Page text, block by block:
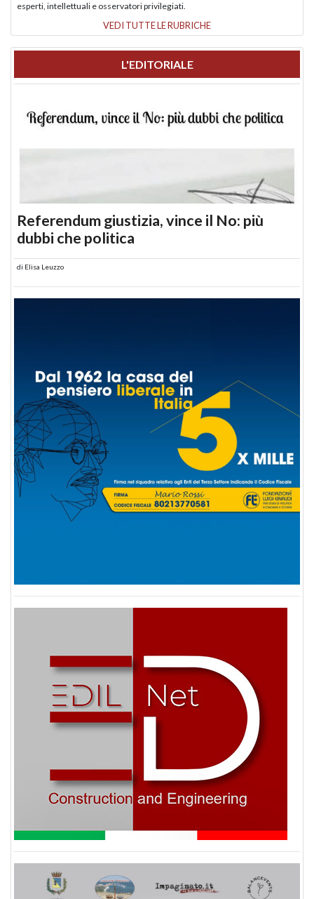
esperti, intellettuali e osservatori privilegiati.
VEDI TUTTE LE RUBRICHE
L'EDITORIALE
Referendum giustizia, vince il No: più
dubbi che politica
di Elisa Leuzzo